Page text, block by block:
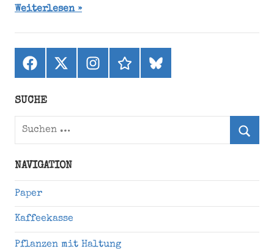
Weiterlesen
Facebook
X
(ehemals
Instagramthreadsbluesky
SUCHE
Suchen
NAVIGATION
Paper
Kaffeekasse
Pflanzen mit Haltung